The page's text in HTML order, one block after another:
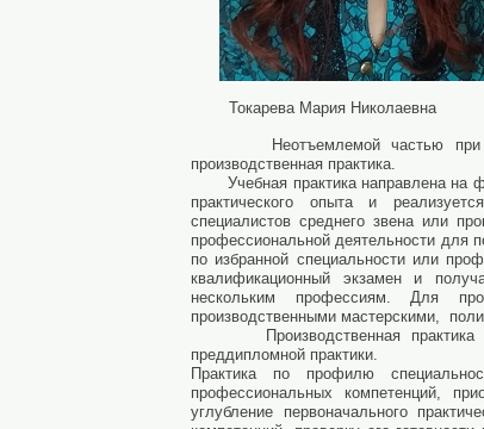
Токарева Мария Николаевна
Неотъемлемой частью при
производственная практика.
Учебная практика направлена на
практического опыта и
специалистов среднего звена или
профессиональной деятельности для
по избранной специальности или
квалификационный экзамен и
нескольким профессиям. Для
производственными мастерскими,
Производственная практика
преддипломной практики.
Практика по профилю
профессиональных компетенций,
углубление первоначального